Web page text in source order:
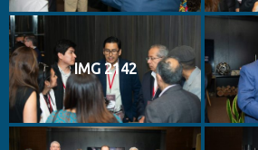
IMG 2142